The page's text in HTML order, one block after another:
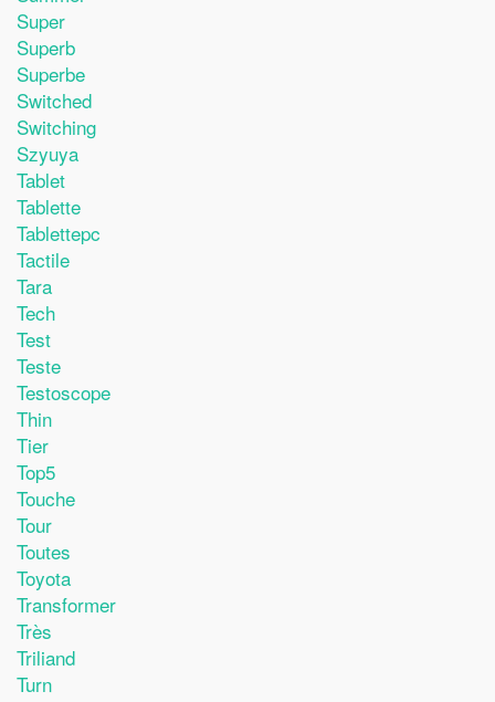
Super
Superb
Superbe
Switched
Switching
Szyuya
Tablet
Tablette
Tablettepc
Tactile
Tara
Tech
Test
Teste
Testoscope
Thin
Tier
Top5
Touche
Tour
Toutes
Toyota
Transformer
Très
Triliand
Turn